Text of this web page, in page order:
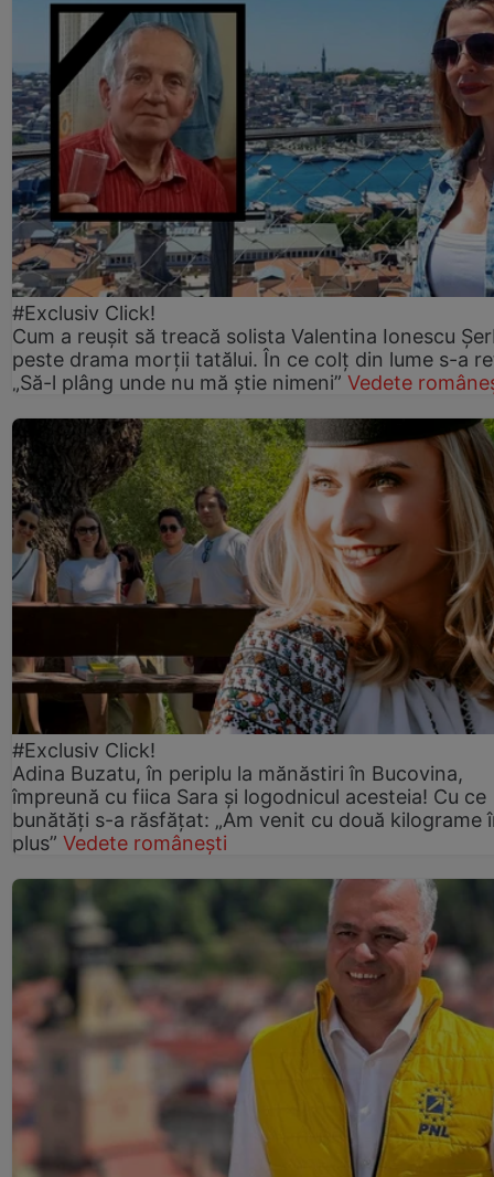
#Exclusiv Click!
Cum a reușit să treacă solista Valentina Ionescu
peste drama morții tatălui. În ce colț din lume s-a
„Să-l plâng unde nu mă știe nimeni” Vedete
#Exclusiv Click!
Adina Buzatu, în periplu la mănăstiri în Bucovina,
împreună cu fiica Sara și logodnicul acesteia! Cu ce
bunătăți s-a răsfățat: „Am venit cu două kilograme
plus” Vedete românești